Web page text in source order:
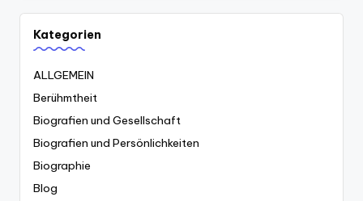
Kategorien
ALLGEMEIN
Berühmtheit
Biografien und Gesellschaft
Biografien und Persönlichkeiten
Biographie
Blog